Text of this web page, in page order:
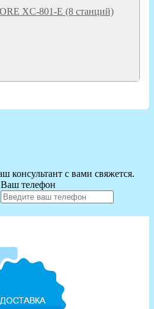
XC-801-E (8 станций)
консультант с вами свяжется.
Ваш телефон